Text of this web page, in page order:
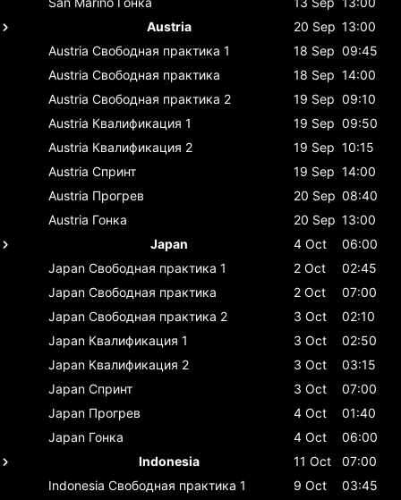
Austria
20 Sep 13:00
Austria Свободная практика 1 18 Sep 09:45
Austria Свободная практика 18 Sep 14:00
Austria Свободная практика 2 19 Sep 09:10
Austria Квалификация 1 19 Sep 09:50
Austria Квалификация 2 19 Sep 10:15
Austria Спринт 19 Sep 14:00
Austria Прогрев 20 Sep 08:40
Austria Гонка 20 Sep 13:00
Japan
4 Oct
06:00
Japan Свободная практика 1 2 Oct
02:45
Japan Свободная практика 2 Oct
07:00
Japan Свободная практика 2 3 Oct
02:10
Japan Квалификация 1 3 Oct
02:50
Japan Квалификация 2 3 Oct
03:15
Japan Спринт 3 Oct
07:00
Japan Прогрев 4 Oct
01:40
Japan Гонка 4 Oct
06:00
Indonesia
11 Oct
07:00
Indonesia Свободная практика 1 9 Oct
03:45